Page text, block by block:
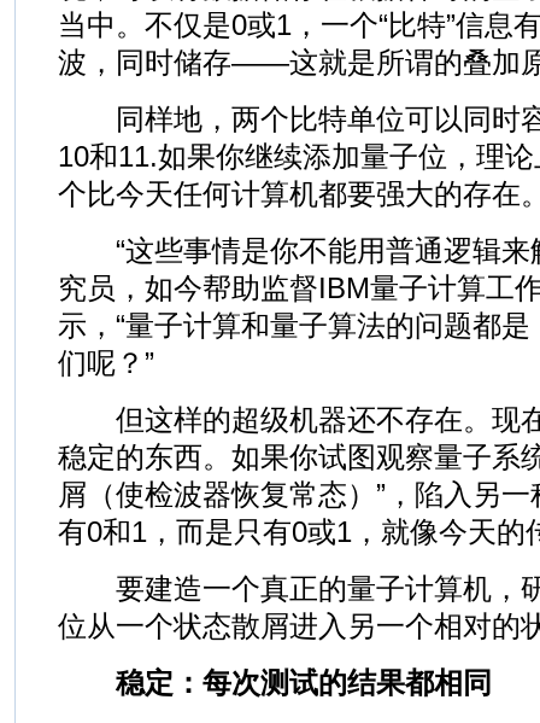
当中。不仅是0或1，一个“比特”信息
波，同时储存——这就是所谓的叠加
同样地，两个比特单位可以同时
10和11.如果你继续添加量子位，理
个比今天任何计算机都要强大的存在
“这些事情是你不能用普通逻辑来
究员，如今帮助监督IBM量子计算工
示，“量子计算和量子算法的问题都
们呢？”
但这样的超级机器还不存在。现
稳定的东西。如果你试图观察量子系
屑（使检波器恢复常态）”，陷入另
有0和1，而是只有0或1，就像今天的
要建造一个真正的量子计算机，
位从一个状态散屑进入另一个相对的
稳定：每次测试的结果都相同